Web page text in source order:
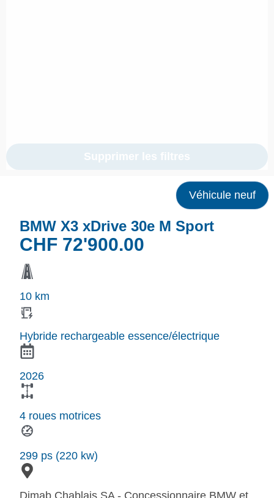
Supprimer les filtres
Véhicule neuf
BMW X3 xDrive 30e M Sport
CHF 72'900.00
10 km
Hybride rechargeable essence/électrique
2026
4 roues motrices
299 ps (220 kw)
Dimab Chablais SA - Concessionnaire BMW et